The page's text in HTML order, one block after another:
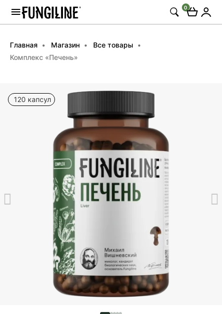
0
Главная Магазин
Все товары
Комплекс «Печень»
120 капсул